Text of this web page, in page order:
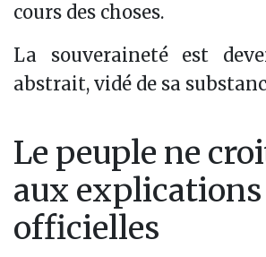
cours des choses.
La souveraineté est
abstrait, vidé de sa
Le peuple ne
aux explications
officielles